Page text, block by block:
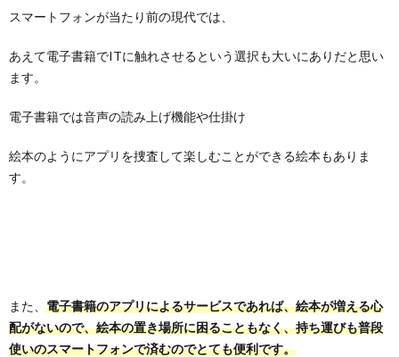
スマートフォンが当たり前の現代では、
あえて電子書籍でITに触れさせるという選択も大いにありだと思い
ます。
電子書籍では音声の読み上げ機能や仕掛け
絵本のようにアプリを捜査して楽しむことができる絵本もありま
す。
また、 電子書籍のアプリによるサービスであれば、絵本が増える心
配がないので、絵本の置き場所に困ることもなく、持ち運びも普段
使いのスマートフォンで済むのでとても便利です。